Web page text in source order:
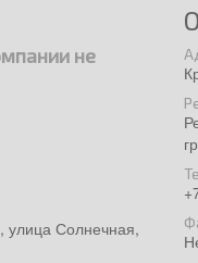
не
улица Солнечная,